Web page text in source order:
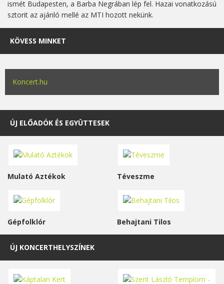
ismét Budapesten, a Barba Negrában lép fel. Hazai vonatkozású
sztorit az ajánló mellé az MTI hozott nekünk.
KÖVESS MINKET
Koncert.hu
ÚJ ELŐADÓK ÉS EGYÜTTESEK
Mulató Aztékok Téveszme
Gépfolklór Behajtani Tilos
ÚJ KONCERTHELYSZÍNEK